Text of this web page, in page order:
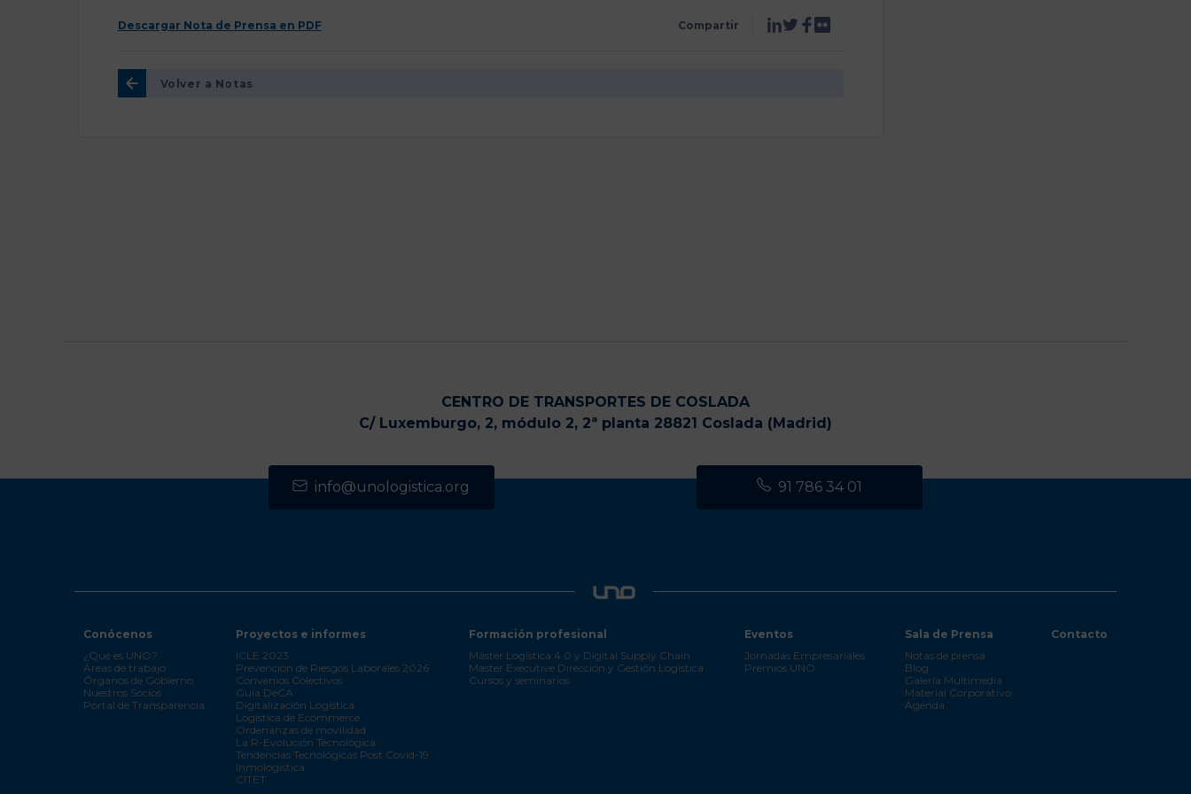
Descargar Nota de Prensa en PDF Compartir
Volver a Notas
CENTRO DE TRANSPORTES DE COSLADA
C/ Luxemburgo, 2, módulo 2, 2ª planta 28821 Coslada (Madrid)
info@unologistica.org 91 786 34 01
Conócenos
¿Qué es UNO?
Áreas de trabajo
Órganos de Gobierno
Nuestros Socios
Portal de Transparencia
Proyectos e informes
ICLE 2023
Prevención de Riesgos Laborales 2026
Convenios Colectivos
Guía DeCA
Digitalización Logística
Logística de Ecommerce
Ordenanzas de movilidad
La R-Evolución Tecnológica
Tendencias Tecnológicas Post Covid-19
Inmologística
CITET
Formación profesional
Máster Logística 4.0 y Digital Supply Chain
Máster Executive Dirección y Gestión Logística
Cursos y seminarios
Eventos
Jornadas Empresariales
Premios UNO
Sala de Prensa
Notas de prensa
Blog
Galería Multimedia
Material Corporativo
Agenda
Contacto